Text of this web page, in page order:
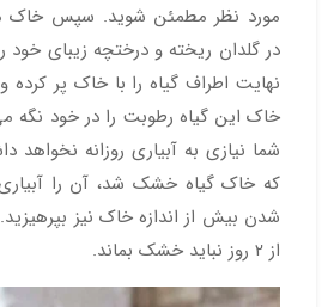
مورد نظر مطمئن شوید. سپس خاک
در گلدان ریخته و درختچه زیبای خود
نهایت اطراف گیاه را با خاک پر کرده و
خاک این گیاه رطوبت را در خود نگه
شما نیازی به آبیاری روزانه نخواهد
که خاک گیاه خشک شد، آن را
شدن بیش از اندازه خاک نیز
از 2 روز نباید خشک بماند.